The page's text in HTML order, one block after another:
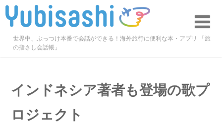
世界中、ぶっつけ本番で会話ができる！海外旅行に便利な本・アプリ 「旅
の指さし会話帳」
インドネシア著者も登場の歌プ
ロジェクト